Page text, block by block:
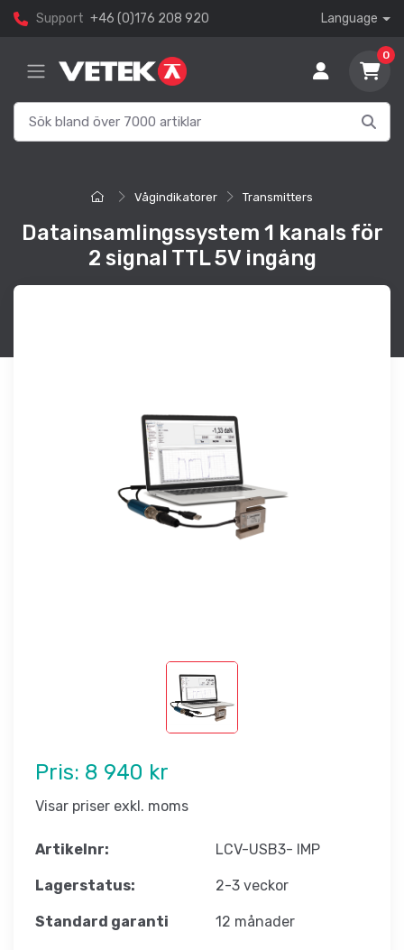
Support +46 (0)176 208 920 Language
0
Vågindikatorer Transmitters
Datainsamlingssystem 1 kanals för
2 signal TTL 5V ingång
Pris: 8 940 kr
Visar priser exkl. moms
Artikelnr: LCV-USB3- IMP
Lagerstatus: 2-3 veckor
Standard garanti 12 månader